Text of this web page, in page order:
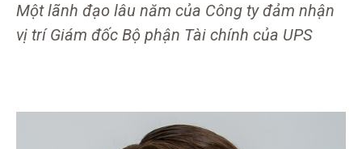
Một lãnh đạo lâu năm của Công ty đảm nhận
vị trí Giám đốc Bộ phận Tài chính của UPS